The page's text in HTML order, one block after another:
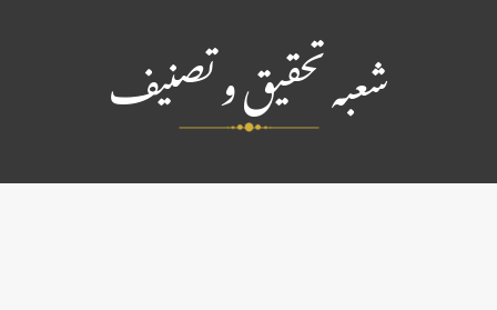
شعبہ تحقیق و تصنیف